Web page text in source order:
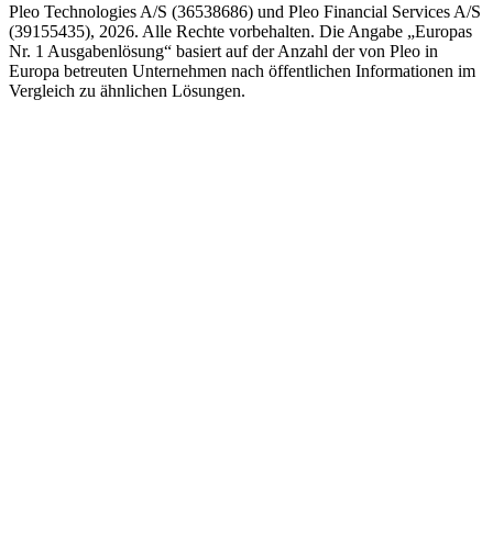
Pleo Technologies A/S (36538686) und Pleo Financial Services A/S
(39155435), 2026. Alle Rechte vorbehalten. Die Angabe „Europas
Nr. 1 Ausgabenlösung“ basiert auf der Anzahl der von Pleo in
Europa betreuten Unternehmen nach öffentlichen Informationen im
Vergleich zu ähnlichen Lösungen.